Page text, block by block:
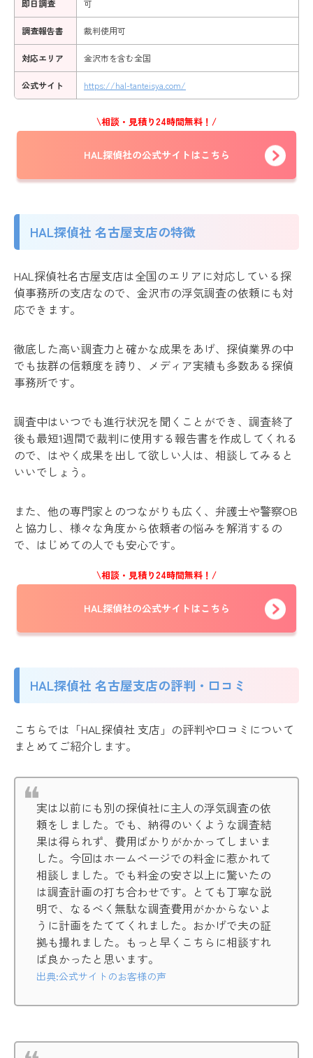
即日調査 可
調査報告書 裁判使用可
対応エリア 金沢市を含む全国
公式サイト https://hal-tanteisya.com/
\相談・見積り24時間無料！/
HAL探偵社の公式サイトはこちら
HAL探偵社 名古屋支店の特徴
HAL探偵社名古屋支店は全国のエリアに対応している探
偵事務所の支店なので、金沢市の浮気調査の依頼にも対
応できます。
徹底した高い調査力と確かな成果をあげ、探偵業界の中
でも抜群の信頼度を誇り、メディア実績も多数ある探偵
事務所です。
調査中はいつでも進行状況を聞くことができ、調査終了
後も最短1週間で裁判に使用する報告書を作成してくれる
ので、はやく成果を出して欲しい人は、相談してみると
いいでしょう。
また、他の専門家とのつながりも広く、弁護士や警察OB
と協力し、様々な角度から依頼者の悩みを解消するの
で、はじめての人でも安心です。
\相談・見積り24時間無料！/
HAL探偵社の公式サイトはこちら
HAL探偵社 名古屋支店の評判・口コミ
こちらでは「HAL探偵社 支店」の評判や口コミについて
まとめてご紹介します。
実は以前にも別の探偵社に主人の浮気調査の依
頼をしました。でも、納得のいくような調査結
果は得られず、費用ばかりがかかってしまいま
した。今回はホームページでの料金に惹かれて
相談しました。でも料金の安さ以上に驚いたの
は調査計画の打ち合わせです。とても丁寧な説
明で、なるべく無駄な調査費用がかからないよ
うに計画をたててくれました。おかげで夫の証
拠も撮れました。もっと早くこちらに相談すれ
ば良かったと思います。
出典:公式サイトのお客様の声